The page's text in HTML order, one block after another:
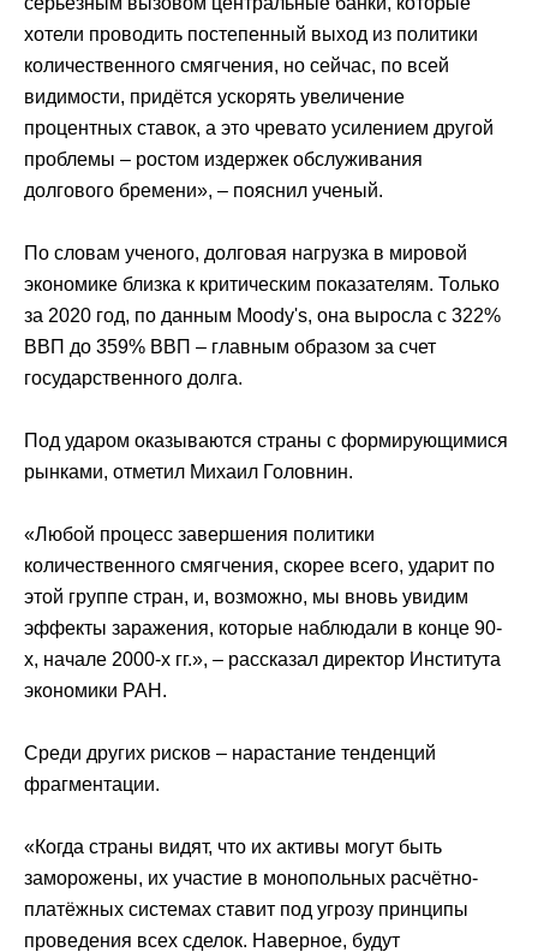
хотели проводить постепенный выход из политики
количественного смягчения, но сейчас, по всей
видимости, придётся ускорять увеличение
процентных ставок, а это чревато усилением другой
проблемы – ростом издержек обслуживания
долгового бремени», – пояснил ученый.
По словам ученого, долговая нагрузка в мировой
экономике близка к критическим показателям. Только
за 2020 год, по данным Moody's, она выросла с 322%
ВВП до 359% ВВП – главным образом за счет
государственного долга.
Под ударом оказываются страны с формирующимися
рынками, отметил Михаил Головнин.
«Любой процесс завершения политики
количественного смягчения, скорее всего, ударит по
этой группе стран, и, возможно, мы вновь увидим
эффекты заражения, которые наблюдали в конце 90-
х, начале 2000-х гг.», – рассказал директор Института
экономики РАН.
Среди других рисков – нарастание тенденций
фрагментации.
«Когда страны видят, что их активы могут быть
заморожены, их участие в монопольных расчётно-
платёжных системах ставит под угрозу принципы
проведения всех сделок. Наверное, будут